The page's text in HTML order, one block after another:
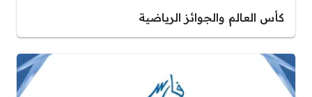
كأس العالم والجوائز الرياضية